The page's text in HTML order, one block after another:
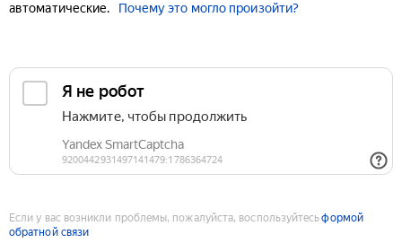
автоматические.
Почему это могло произойти?
Если у вас возникли проблемы, пожалуйста, воспользуйтесьформой
обратной связи